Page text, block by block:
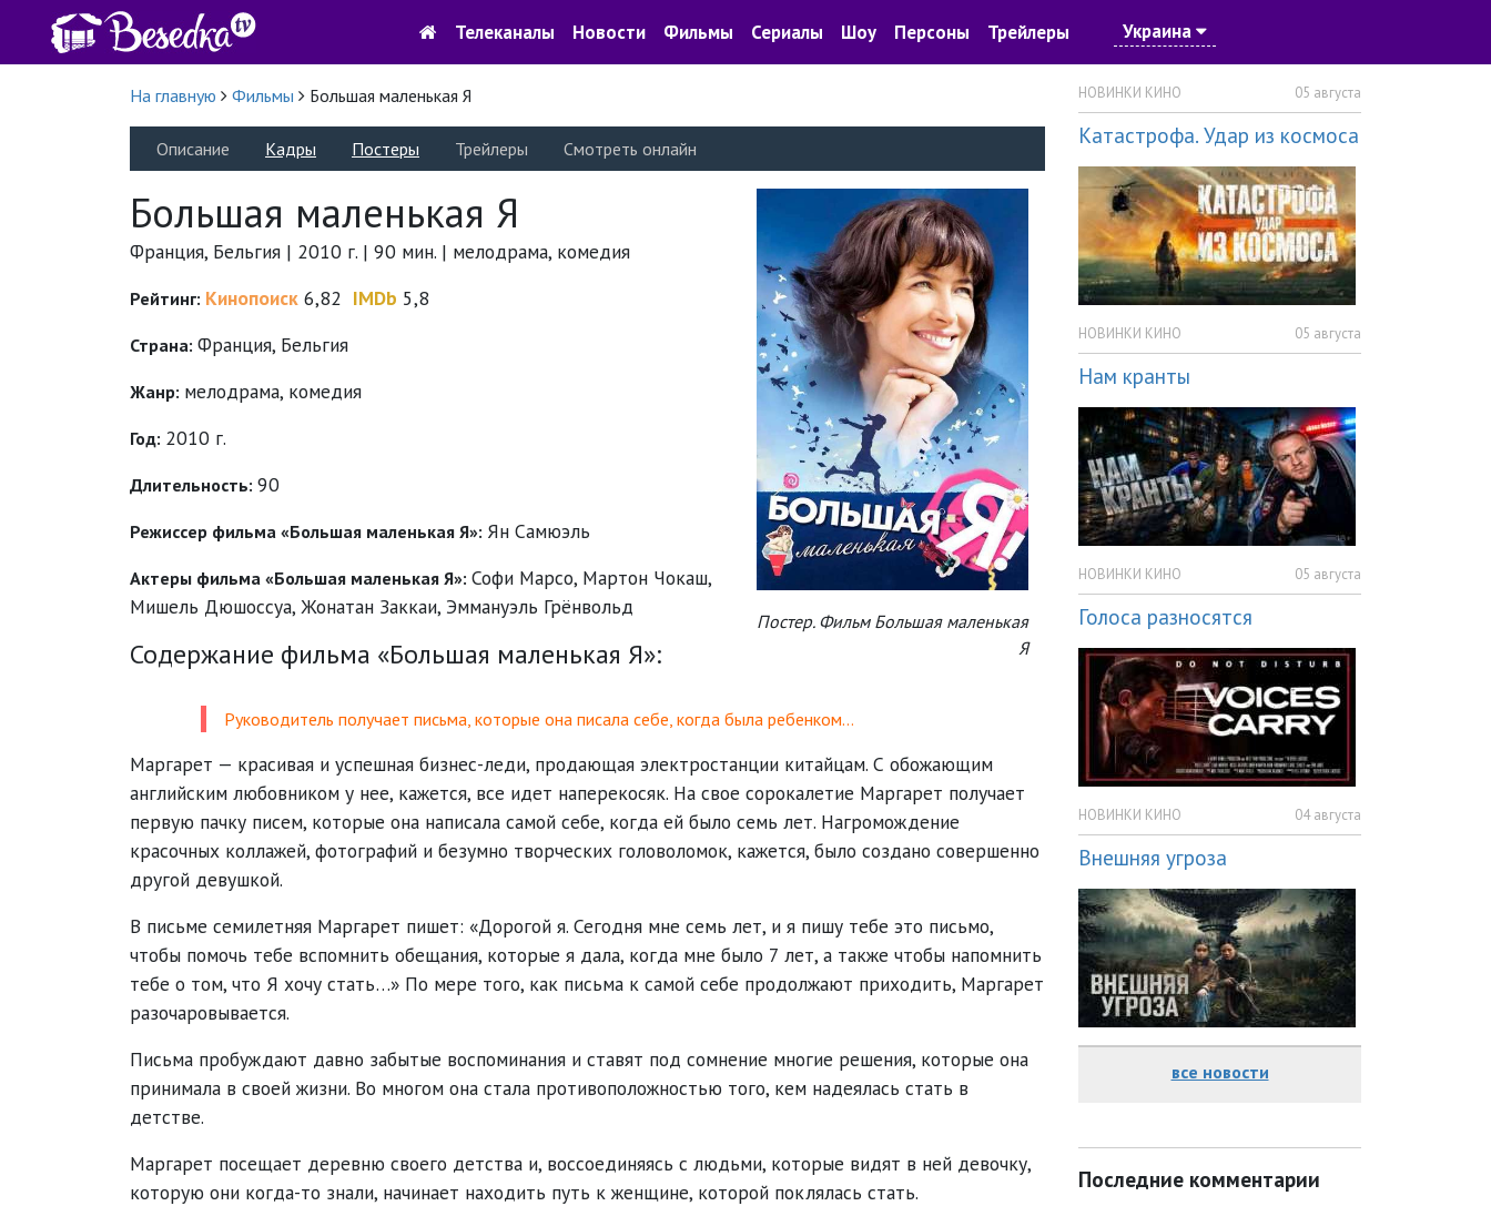
Телеканалы Новости Фильмы Сериалы Шоу Персоны Трейлеры Украина
На главную Фильмы Большая маленькая Я
Описание Кадры Постеры Трейлеры Смотреть онлайн
Постер. Фильм Большая маленькая
Я
Большая маленькая Я
Франция, Бельгия | 2010 г. | 90 мин. | мелодрама, комедия
Рейтинг: Кинопоиск 6,82 IMDb 5,8
Страна: Франция, Бельгия
Жанр: мелодрама, комедия
Год: 2010 г.
Длительность: 90
Режиссер фильма «Большая маленькая Я»: Ян Самюэль
Актеры фильма «Большая маленькая Я»: Софи Марсо, Мартон Чокаш,
Мишель Дюшоссуа, Жонатан Заккаи, Эммануэль Грёнвольд
Содержание фильма «Большая маленькая Я»:
Руководитель получает письма, которые она писала себе, когда была ребенком…
Маргарет — красивая и успешная бизнес-леди, продающая электростанции китайцам. С обожающим
английским любовником у нее, кажется, все идет наперекосяк. На свое сорокалетие Маргарет получает
первую пачку писем, которые она написала самой себе, когда ей было семь лет. Нагромождение
красочных коллажей, фотографий и безумно творческих головоломок, кажется, было создано совершенно
другой девушкой.
В письме семилетняя Маргарет пишет: «Дорогой я. Сегодня мне семь лет, и я пишу тебе это письмо,
чтобы помочь тебе вспомнить обещания, которые я дала, когда мне было 7 лет, а также чтобы напомнить
тебе о том, что Я хочу стать…» По мере того, как письма к самой себе продолжают приходить, Маргарет
разочаровывается.
Письма пробуждают давно забытые воспоминания и ставят под сомнение многие решения, которые она
принимала в своей жизни. Во многом она стала противоположностью того, кем надеялась стать в
детстве.
Маргарет посещает деревню своего детства и, воссоединяясь с людьми, которые видят в ней девочку,
которую они когда-то знали, начинает находить путь к женщине, которой поклялась стать.
НОВИНКИ КИНО 05 августа
Катастрофа. Удар из космоса
НОВИНКИ КИНО 05 августа
Нам кранты
НОВИНКИ КИНО 05 августа
Голоса разносятся
НОВИНКИ КИНО 04 августа
Внешняя угроза
все новости
Последние комментарии